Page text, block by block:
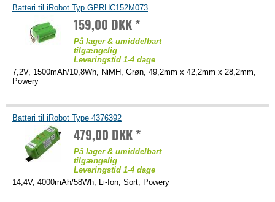
Batteri til iRobot Typ GPRHC152M073
159,00 DKK *
På lager & umiddelbart
tilgængelig
Leveringstid 1-4 dage
7,2V, 1500mAh/10,8Wh, NiMH, Grøn, 49,2mm x 42,2mm x 28,2mm,
Powery
Batteri til iRobot Type 4376392
479,00 DKK *
På lager & umiddelbart
tilgængelig
Leveringstid 1-4 dage
14,4V, 4000mAh/58Wh, Li-Ion, Sort, Powery